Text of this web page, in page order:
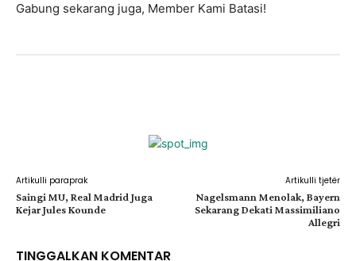
Gabung sekarang juga, Member Kami Batasi!
Artikulli paraprak
Saingi MU, Real Madrid Juga
Kejar Jules Kounde
Artikulli tjetër
Nagelsmann Menolak, Bayern
Sekarang Dekati Massimiliano
Allegri
TINGGALKAN KOMENTAR